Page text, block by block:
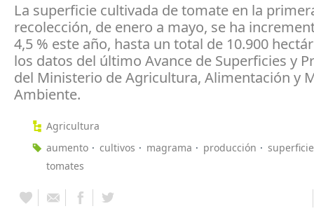
La superficie cultivada de tomate en la
recolección, de enero a mayo, se ha
4,5 % este año, hasta un total de 10.900
los datos del último Avance de Superficies y
del Ministerio de Agricultura, Alimentación y
Ambiente.
Agricultura
aumento
cultivos magrama producción
tomates